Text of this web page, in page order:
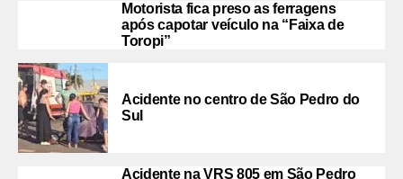
Motorista fica preso as ferragens
após capotar veículo na “Faixa de
Toropi”
Acidente no centro de São Pedro do
Sul
Acidente na VRS 805 em São Pedro